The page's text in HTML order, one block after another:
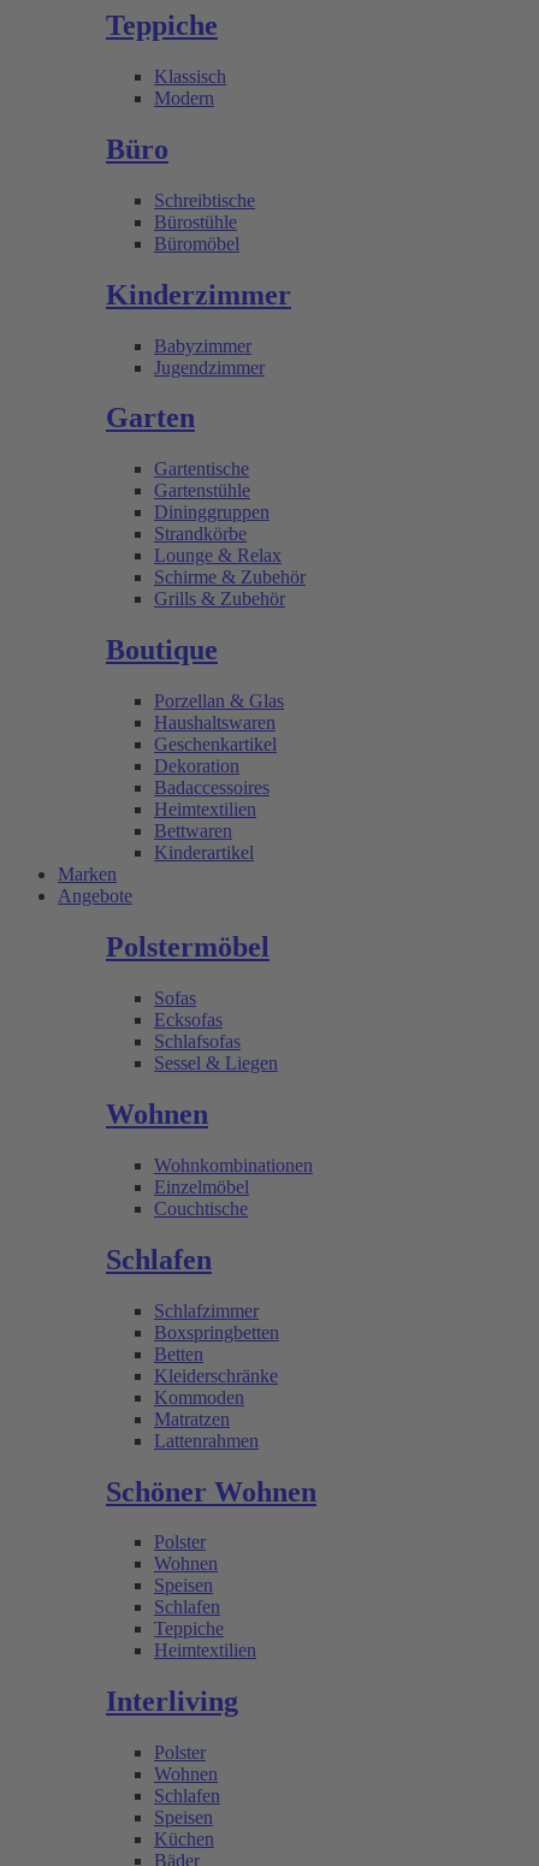
Teppiche
Klassisch
Modern
Büro
Schreibtische
Bürostühle
Büromöbel
Kinderzimmer
Babyzimmer
Jugendzimmer
Garten
Gartentische
Gartenstühle
Dininggruppen
Strandkörbe
Lounge & Relax
Schirme & Zubehör
Grills & Zubehör
Boutique
Porzellan & Glas
Haushaltswaren
Geschenkartikel
Dekoration
Badaccessoires
Heimtextilien
Bettwaren
Kinderartikel
Marken
Angebote
Polstermöbel
Sofas
Ecksofas
Schlafsofas
Sessel & Liegen
Wohnen
Wohnkombinationen
Einzelmöbel
Couchtische
Schlafen
Schlafzimmer
Boxspringbetten
Betten
Kleiderschränke
Kommoden
Matratzen
Lattenrahmen
Schöner Wohnen
Polster
Wohnen
Speisen
Schlafen
Teppiche
Heimtextilien
Interliving
Polster
Wohnen
Schlafen
Speisen
Küchen
Bäder